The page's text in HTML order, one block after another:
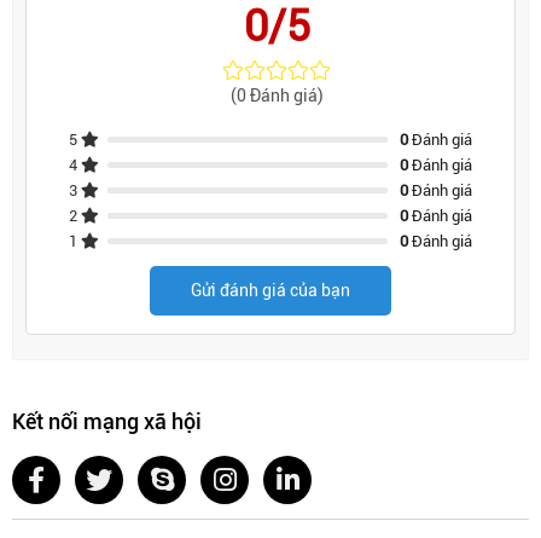
0/5
(0 Đánh giá)
5 0Đánh giá
4
0Đánh giá
3
0Đánh giá
2
0Đánh giá
1
0Đánh giá
Gửi đánh giá của bạn
Kết nối mạng xã hội